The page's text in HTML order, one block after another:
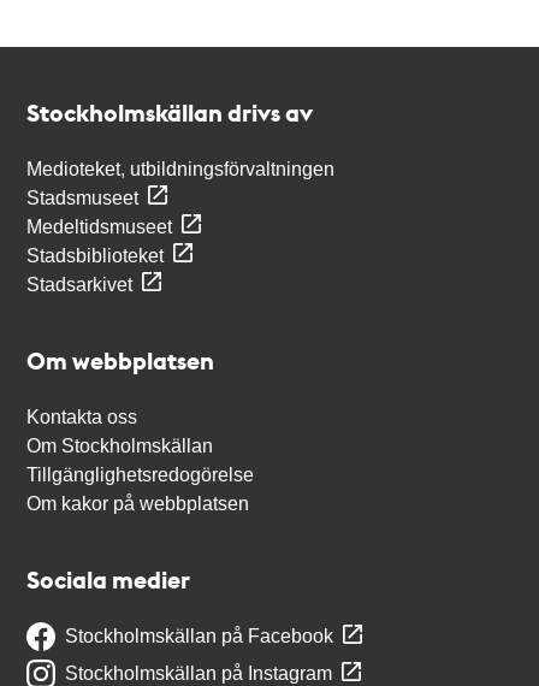
Stockholmskällan drivs av
Medioteket, utbildningsförvaltningen
Stadsmuseet
Medeltidsmuseet
Stadsbiblioteket
Stadsarkivet
Om webbplatsen
Kontakta oss
Om Stockholmskällan
Tillgänglighetsredogörelse
Om kakor på webbplatsen
Sociala medier
Stockholmskällan på Facebook
Stockholmskällan på Instagram